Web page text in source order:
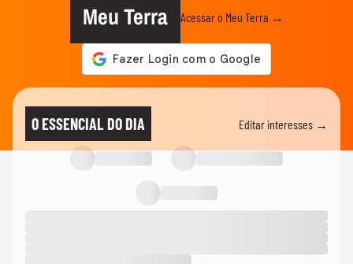
Meu Terra Acessar o Meu Terra →
O ESSENCIAL DO DIA Editar interesses →